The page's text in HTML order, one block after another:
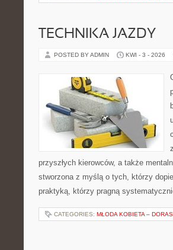
TECHNIKA JAZDY
POSTED BY ADMIN KWI - 3 - 2026
przyszłych kierowców, a także
stworzona z myślą o tych, którzy
praktyką, którzy pragną
CATEGORIES: MŁODA KOBIETA –